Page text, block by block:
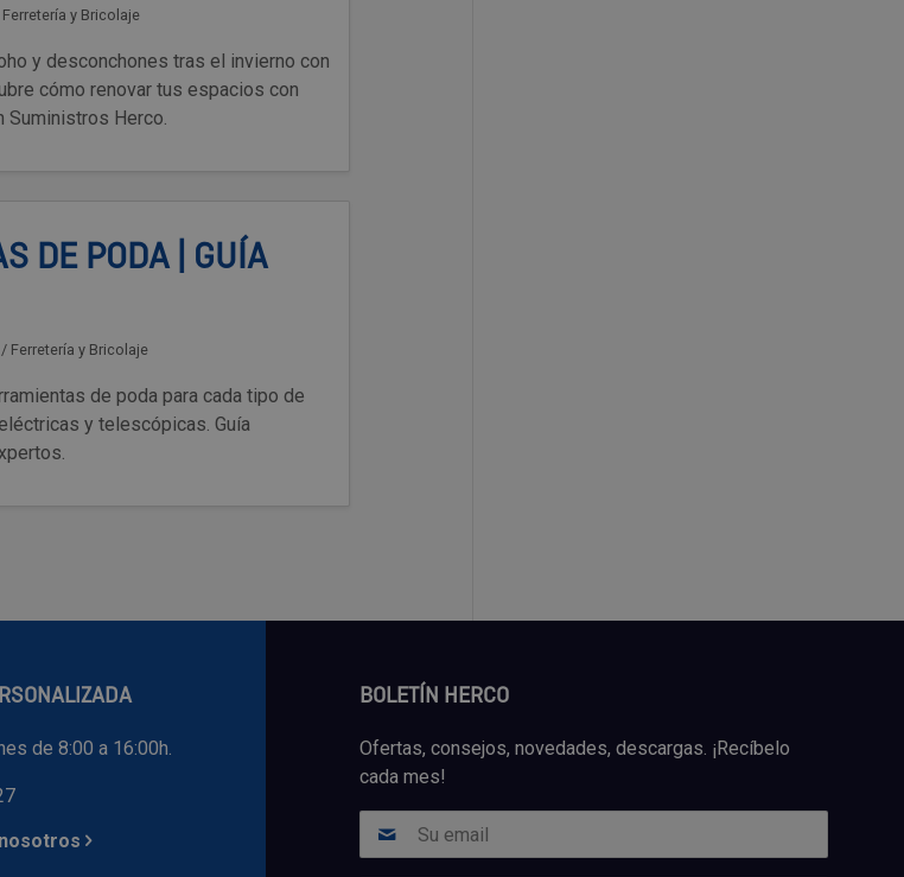
Ferretería y Bricolaje
y desconchones tras el invierno con
cómo renovar tus espacios con
Suministros Herco.
DE PODA | GUÍA
/ Ferretería y Bricolaje
de poda para cada tipo de
y telescópicas. Guía
de 8:00 a 16:00h.
BOLETÍN HERCO
Ofertas, consejos, novedades, descargas. ¡Recíbelo
cada mes!